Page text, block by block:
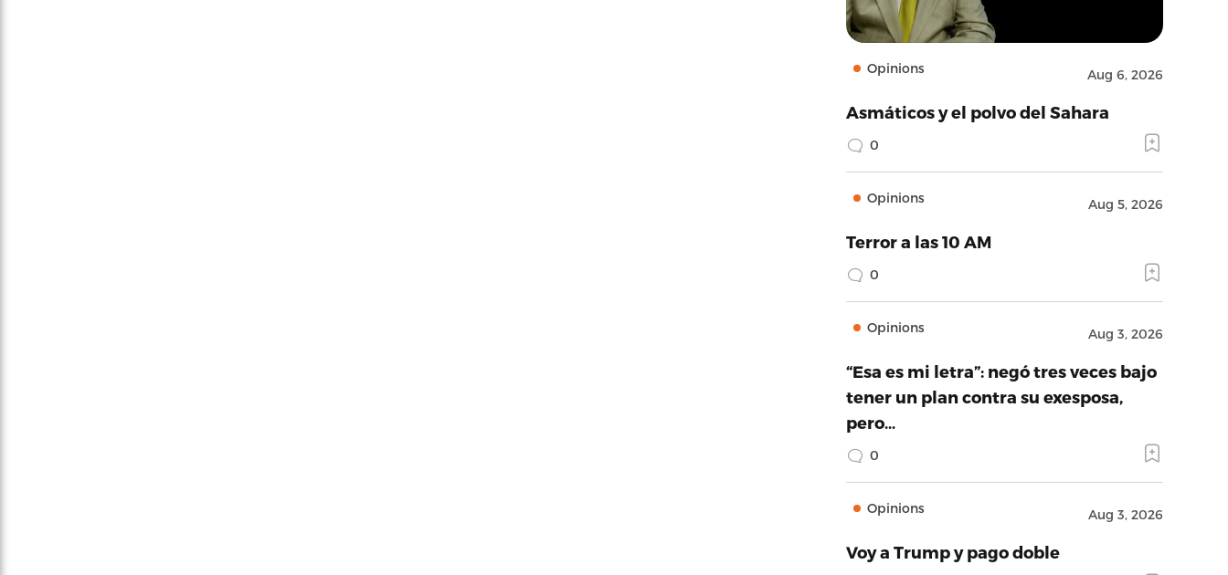
Opinions Aug 6, 2026
Asmáticos y el polvo del Sahara
0
Opinions Aug 5, 2026
Terror a las 10 AM
0
Opinions Aug 3, 2026
“Esa es mi letra”: negó tres veces bajo
tener un plan contra su exesposa,
pero…
0
Opinions Aug 3, 2026
Voy a Trump y pago doble